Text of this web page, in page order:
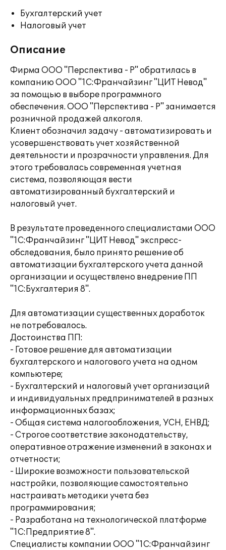
Бухгалтерский учет
Налоговый учет
Описание
Фирма ООО "Перспектива - Р" обратилась в
компанию ООО "1С:Франчайзинг "ЦИТ Невод"
за помощью в выборе программного
обеспечения. ООО "Перспектива - Р" занимается
розничной продажей алкоголя.
Клиент обозначил задачу - автоматизировать и
усовершенствовать учет хозяйственной
деятельности и прозрачности управления. Для
этого требовалась современная учетная
система, позволяющая вести
автоматизированный бухгалтерский и
налоговый учет.
В результате проведенного специалистами ООО
"1С:Франчайзинг "ЦИТ Невод" экспресс-
обследования, было принято решение об
автоматизации бухгалтерского учета данной
организации и осуществлено внедрение ПП
"1С:Бухгалтерия 8".
Для автоматизации существенных доработок
не потребовалось.
Достоинства ПП:
- Готовое решение для автоматизации
бухгалтерского и налогового учета на одном
компьютере;
- Бухгалтерский и налоговый учет организаций
и индивидуальных предпринимателей в разных
информационных базах;
- Общая система налогообложения, УСН, ЕНВД;
- Строгое соответствие законодательству,
оперативное отражение изменений в законах и
отчетности;
- Широкие возможности пользовательской
настройки, позволяющие самостоятельно
настраивать методики учета без
программирования;
- Разработана на технологической платформе
"1С:Предприятие 8".
Специалисты компании ООО "1С:Франчайзинг